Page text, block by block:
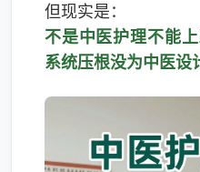
但现实是：
不是中医护理不能
系统压根没为中医设